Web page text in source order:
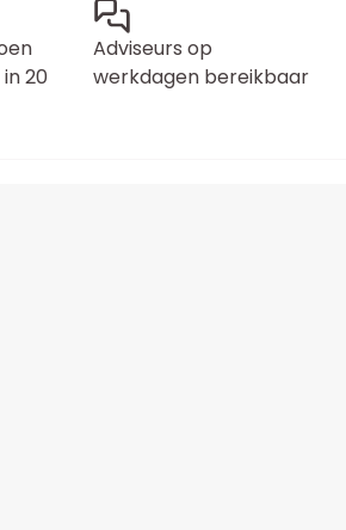
20
Adviseurs op
werkdagen bereikbaar